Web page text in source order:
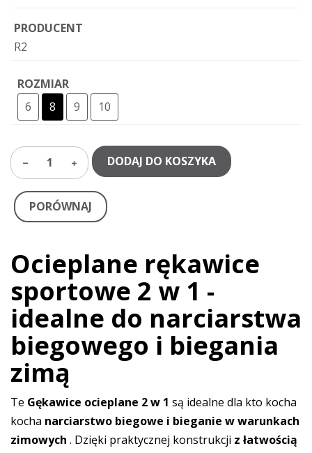
PRODUCENT
R2
ROZMIAR
6
8 9 10
1 DODAJ DO KOSZYKA
PORÓWNAJ
Ocieplane rękawice
sportowe 2 w 1 -
idealne do narciarstwa
biegowego i biegania
zimą
Te Gękawice ocieplane 2 w 1 są idealne dla kto kocha
kocha narciarstwo biegowe i bieganie w warunkach
zimowych . Dzięki praktycznej konstrukcji z łatwością